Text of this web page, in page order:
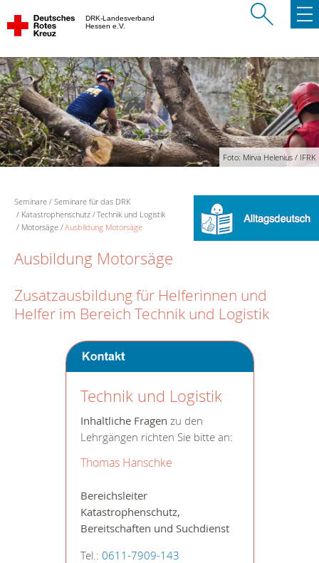
DRK-Landesverband
Hessen e.V.
Foto: Mirva Helenius / IFRK
Seminare
Seminare für das DRK
Katastrophenschutz
Technik und Logistik
Motorsäge
Ausbildung Motorsäge
Ausbildung Motorsäge
Zusatzausbildung für Helferinnen und
Helfer im Bereich Technik und Logistik
Technik und Logistik
Inhaltliche Fragen zu den
Lehrgängen richten Sie bitte an:
Thomas Hanschke
Bereichsleiter
Katastrophenschutz,
Bereitschaften und Suchdienst
Tel.: 0611-7909-143